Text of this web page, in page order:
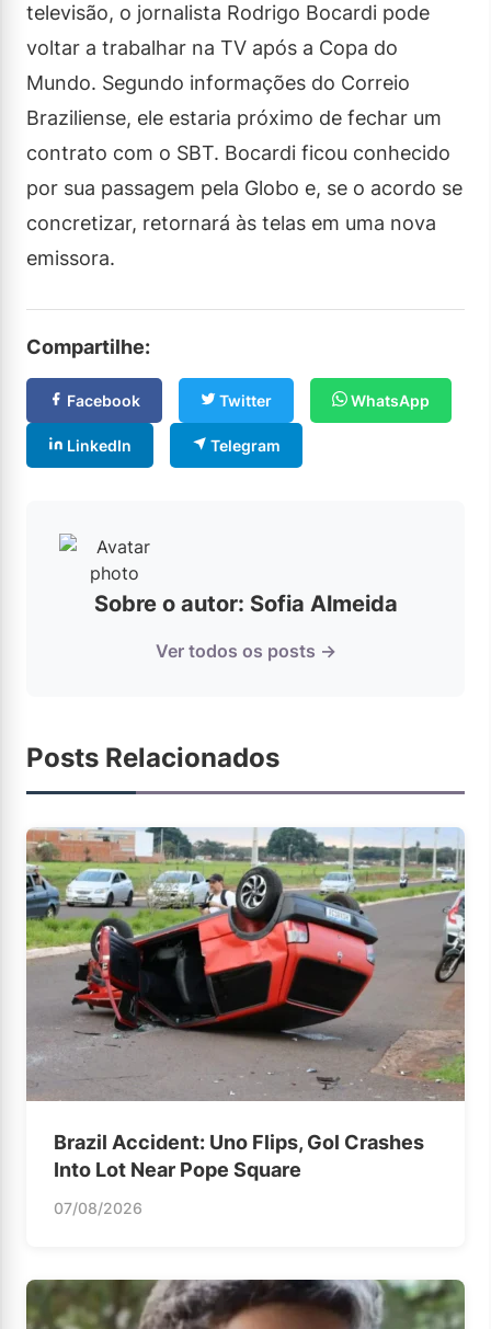
televisão, o jornalista Rodrigo Bocardi pode
voltar a trabalhar na TV após a Copa do
Mundo. Segundo informações do Correio
Braziliense, ele estaria próximo de fechar um
contrato com o SBT. Bocardi ficou conhecido
por sua passagem pela Globo e, se o acordo se
concretizar, retornará às telas em uma nova
emissora.
Compartilhe:
Facebook Twitter WhatsApp
LinkedIn Telegram
Sobre o autor: Sofia Almeida
Ver todos os posts →
Posts Relacionados
Brazil Accident: Uno Flips, Gol Crashes
Into Lot Near Pope Square
07/08/2026